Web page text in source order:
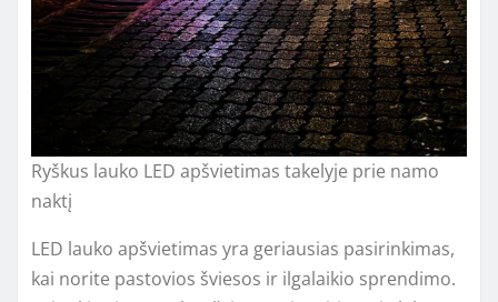
Ryškus lauko LED apšvietimas takelyje prie namo
naktį
LED lauko apšvietimas yra geriausias pasirinkimas,
kai norite pastovios šviesos ir ilgalaikio sprendimo.